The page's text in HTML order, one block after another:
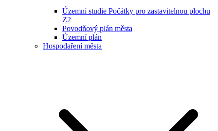
Územní studie Počátky pro zastavitelnou plochu
Z2
Povodňový plán města
Územní plán
Hospodaření města